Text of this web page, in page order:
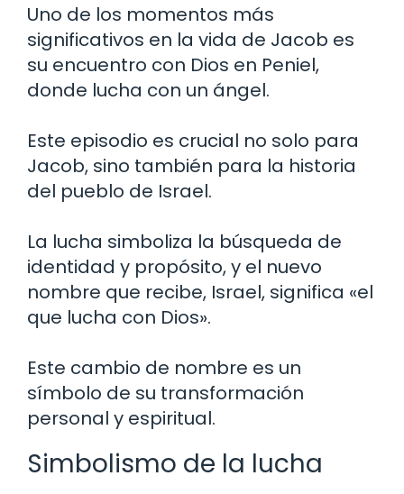
Uno de los momentos más
significativos en la vida de Jacob es
su encuentro con Dios en Peniel,
donde lucha con un ángel.
Este episodio es crucial no solo para
Jacob, sino también para la historia
del pueblo de Israel.
La lucha simboliza la búsqueda de
identidad y propósito, y el nuevo
nombre que recibe, Israel, significa «el
que lucha con Dios».
Este cambio de nombre es un
símbolo de su transformación
personal y espiritual.
Simbolismo de la lucha